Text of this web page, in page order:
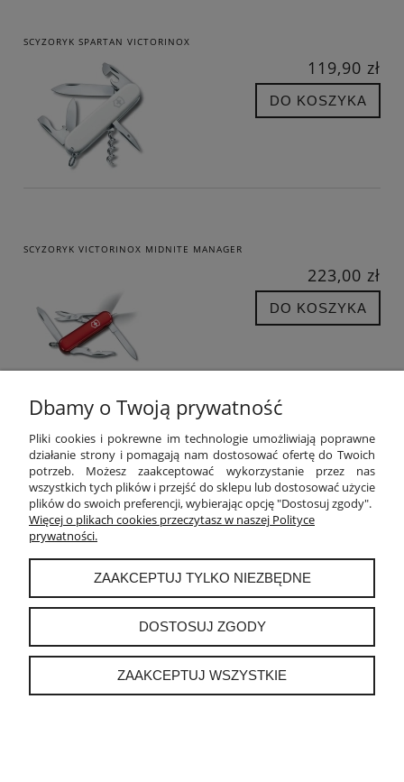
SCYZORYK SPARTAN VICTORINOX
119,90 zł
DO KOSZYKA
SCYZORYK VICTORINOX MIDNITE MANAGER
223,00 zł
DO KOSZYKA
SCYZORYK VICTORINOX RESCUE TOOL
419,90 zł
DO KOSZYKA
OPINIE O PRODUKCIE (0)
Dbamy o Twoją prywatność
Pliki cookies i pokrewne im technologie umożliwiają poprawne
działanie strony i pomagają nam dostosować ofertę do Twoich
potrzeb. Możesz zaakceptować wykorzystanie przez nas
wszystkich tych plików i przejść do sklepu lub dostosować użycie
plików do swoich preferencji, wybierając opcję "Dostosuj zgody".
Więcej o plikach cookies przeczytasz w naszej Polityce
prywatności.
ZAAKCEPTUJ TYLKO NIEZBĘDNE
DOSTOSUJ ZGODY
ZAAKCEPTUJ WSZYSTKIE